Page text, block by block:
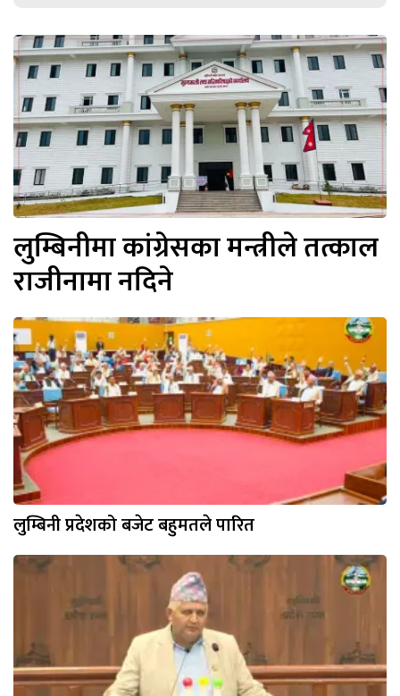
लुम्बिनीमा कांग्रेसका मन्त्रीले तत्काल
राजीनामा नदिने
लुम्बिनी प्रदेशको बजेट बहुमतले पारित